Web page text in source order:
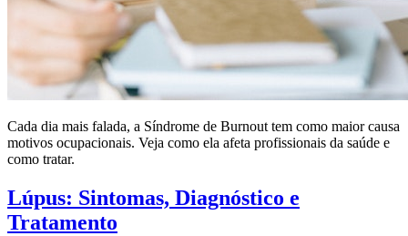
Cada dia mais falada, a Síndrome de Burnout tem como maior causa
motivos ocupacionais. Veja como ela afeta profissionais da saúde e
como tratar.
Lúpus: Sintomas, Diagnóstico e
Tratamento